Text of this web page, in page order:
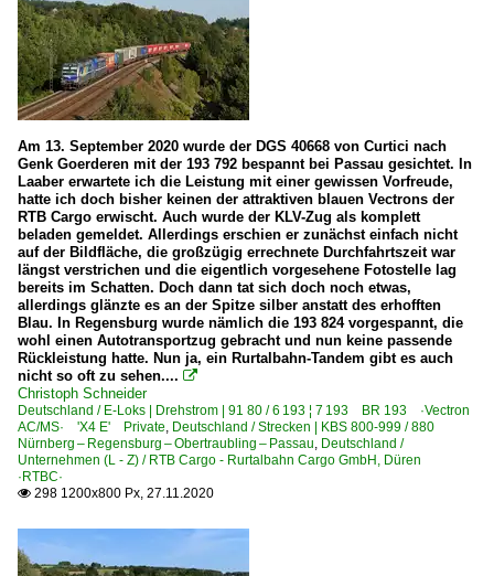
Am 13. September 2020 wurde der DGS 40668 von Curtici nach
Genk Goerderen mit der 193 792 bespannt bei Passau gesichtet. In
Laaber erwartete ich die Leistung mit einer gewissen Vorfreude,
hatte ich doch bisher keinen der attraktiven blauen Vectrons der
RTB Cargo erwischt. Auch wurde der KLV-Zug als komplett
beladen gemeldet. Allerdings erschien er zunächst einfach nicht
auf der Bildfläche, die großzügig errechnete Durchfahrtszeit war
längst verstrichen und die eigentlich vorgesehene Fotostelle lag
bereits im Schatten. Doch dann tat sich doch noch etwas,
allerdings glänzte es an der Spitze silber anstatt des erhofften
Blau. In Regensburg wurde nämlich die 193 824 vorgespannt, die
wohl einen Autotransportzug gebracht und nun keine passende
Rückleistung hatte. Nun ja, ein Rurtalbahn-Tandem gibt es auch
nicht so oft zu sehen.... 
Christoph Schneider
Deutschland / E-Loks | Drehstrom | 91 80 / 6 193 ¦ 7 193 BR 193 ·Vectron
AC/MS· 'X4 E' Private, Deutschland / Strecken | KBS 800-999 / 880
Nürnberg – Regensburg – Obertraubling – Passau, Deutschland /
Unternehmen (L - Z) / RTB Cargo - Rurtalbahn Cargo GmbH, Düren
·RTBC·
 298 1200x800 Px, 27.11.2020